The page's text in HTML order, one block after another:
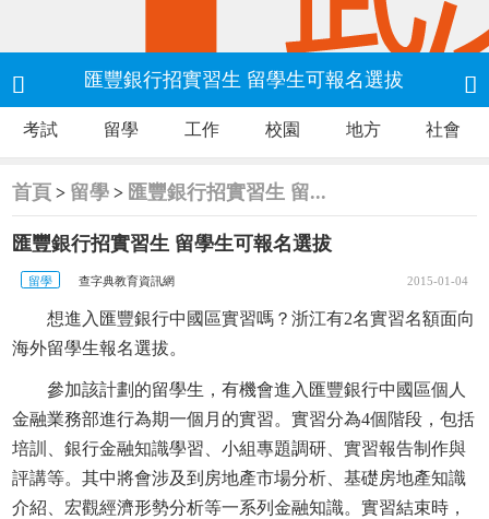
 匯豐銀行招實習生 留學生可報名選拔 
考試 留學 工作 校園 地方 社會
首頁 > 留學 > 匯豐銀行招實習生 留...
匯豐銀行招實習生 留學生可報名選拔
留學 查字典教育資訊網 2015-01-04
想進入匯豐銀行中國區實習嗎？浙江有2名實習名額面向
海外留學生報名選拔。
參加該計劃的留學生，有機會進入匯豐銀行中國區個人
金融業務部進行為期一個月的實習。實習分為4個階段，包括
培訓、銀行金融知識學習、小組專題調研、實習報告制作與
評講等。其中將會涉及到房地產市場分析、基礎房地產知識
介紹、宏觀經濟形勢分析等一系列金融知識。實習結束時，